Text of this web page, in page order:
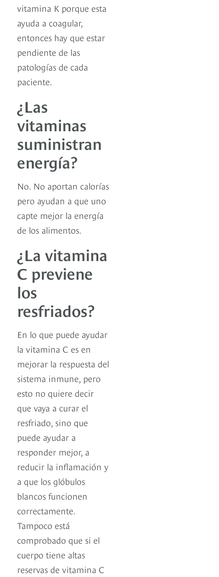
vitamina K porque esta
ayuda a coagular,
entonces hay que estar
pendiente de las
patologías de cada
paciente.
¿Las
vitaminas
suministran
energía?
No. No aportan calorías
pero ayudan a que uno
capte mejor la energía
de los alimentos.
¿La vitamina
C previene
los
resfriados?
En lo que puede ayudar
la vitamina C es en
mejorar la respuesta del
sistema inmune, pero
esto no quiere decir
que vaya a curar el
resfriado, sino que
puede ayudar a
responder mejor, a
reducir la inflamación y
a que los glóbulos
blancos funcionen
correctamente.
Tampoco está
comprobado que si el
cuerpo tiene altas
reservas de vitamina C